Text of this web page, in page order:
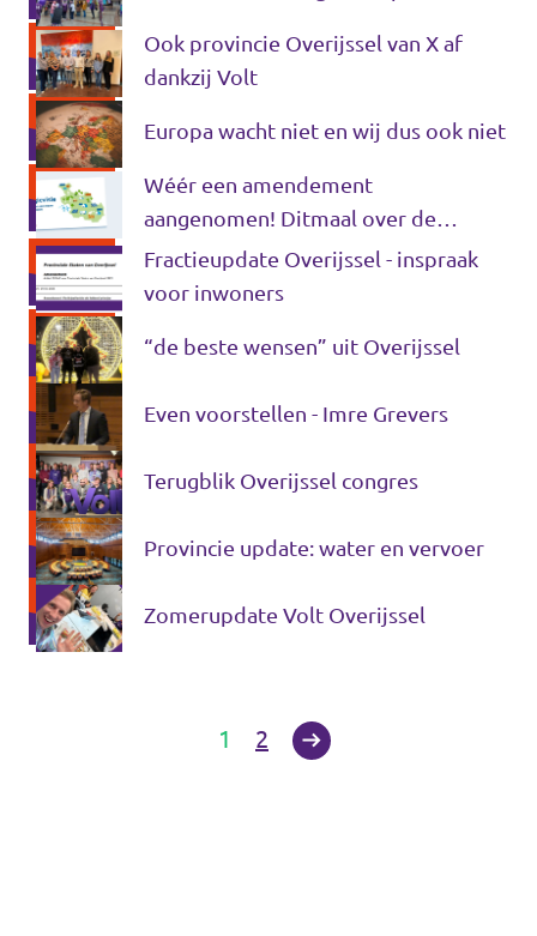
Deventer
Enschede
Hengelo
Zwolle
Ook provincie Overijssel van X af
dankzij Volt
Europa wacht niet en wij dus ook niet
Wéér een amendement
aangenomen! Ditmaal over de
Nieuwe Energievisie Overijssel 2050.
Fractieupdate Overijssel - inspraak
voor inwoners
“de beste wensen” uit Overijssel
Even voorstellen - Imre Grevers
Terugblik Overijssel congres
Provincie update: water en vervoer
Zomerupdate Volt Overijssel
1 2